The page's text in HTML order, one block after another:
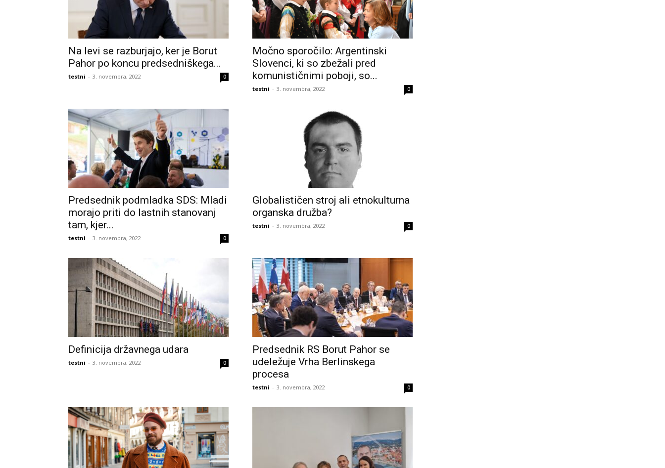
Na levi se razburjajo, ker je Borut
Pahor po koncu predsedniškega...
testni - 3. novembra, 2022 0
Močno sporočilo: Argentinski
Slovenci, ki so zbežali pred
komunističnimi poboji, so...
testni - 3. novembra, 2022 0
Predsednik podmladka SDS: Mladi
morajo priti do lastnih stanovanj
tam, kjer...
testni - 3. novembra, 2022 0
Globalističen stroj ali etnokulturna
organska družba?
testni - 3. novembra, 2022 0
Definicija državnega udara
testni - 3. novembra, 2022 0
Predsednik RS Borut Pahor se
udeležuje Vrha Berlinskega
procesa
testni - 3. novembra, 2022 0